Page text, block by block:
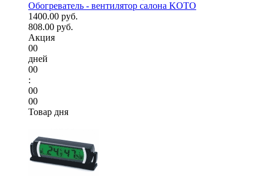
Обогреватель - вентилятор салона KOTO
1400.00 руб.
808.00 руб.
Акция
00
дней
00
:
00
00
Товар дня